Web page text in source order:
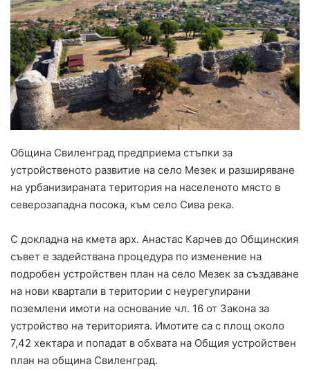
Община Свиленград предприема стъпки за
устройственото развитие на село Мезек и разширяване
на урбанизираната територия на населеното място в
северозападна посока, към село Сива река.
С докладна на кмета арх. Анастас Карчев до Общинския
съвет е задействана процедура по изменение на
подробен устройствен план на село Мезек за създаване
на нови квартали в територии с неурегулирани
поземлени имоти на основание чл. 16 от Закона за
устройство на територията. Имотите са с площ около
7,42 хектара и попадат в обхвата на Общия устройствен
план на община Свиленград.